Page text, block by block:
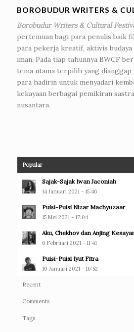
BOROBUDUR WRITERS &
Borobudur Writers & Cultural
pertemuan bagi para penulis baik
para pekerja kreatif, aktivis budaya
iman. Pada tiap tahunnya BWCF
tema utama terpilih yang
para hadirin untuk menyadari
kekayaan berbagai pemikiran
nusantara.
Popular
Sajak-Sajak Iwan Jaconiah
14 Januari 2021 - 15:46
Puisi-Puisi Nizar Machyuzaar
15 Mei 2021 - 17:04
Aku, Chekhov dan Anjing
6 Februari 2021 - 11:41
Puisi-Puisi Iyut Fitra
10 Januari 2021 - 16:52
Recent
Comments
Tags